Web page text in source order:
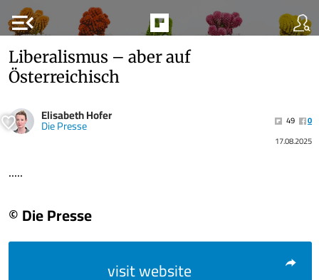
menu_open
Liberalismus – aber auf
Österreichisch
Elisabeth Hofer
Die Presse 49
0
17.08.2025
.....
© Die Presse
visit website